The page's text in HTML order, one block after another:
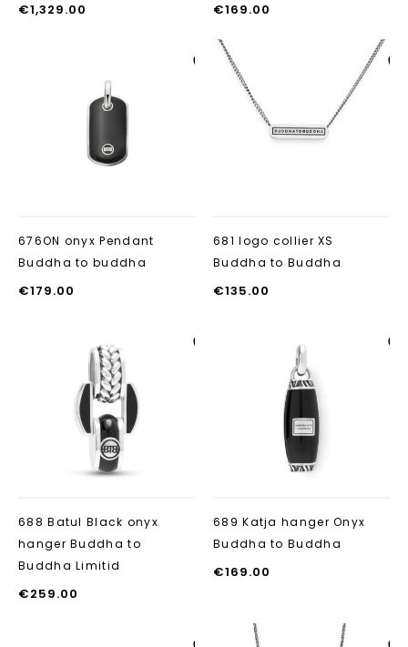
€1,329.00 €169.00
676ON onyx Pendant
Buddha to buddha
€179.00
681 logo collier XS
Buddha to Buddha
€135.00
688 Batul Black onyx
hanger Buddha to
Buddha Limitid
€259.00
689 Katja hanger Onyx
Buddha to Buddha
€169.00